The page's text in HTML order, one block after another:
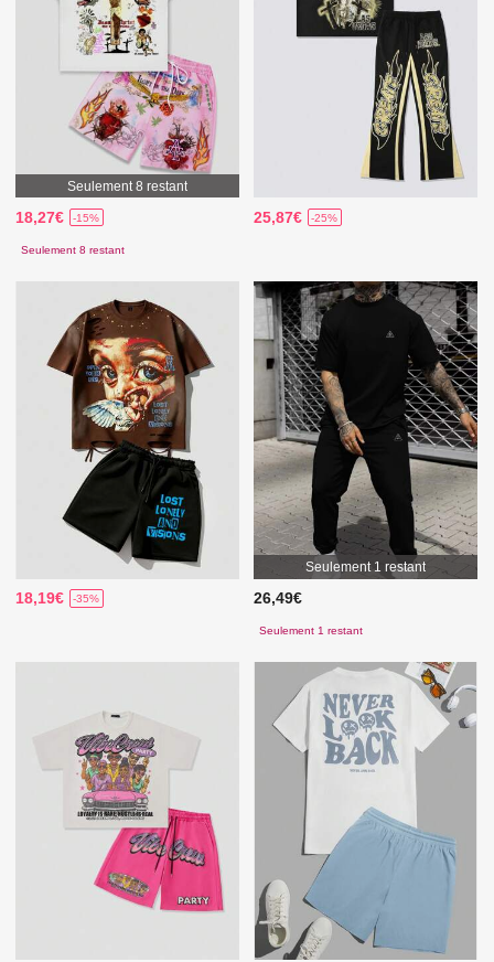
Seulement 8 restant
18,27€ -15%
Seulement 8 restant
25,87€ -25%
18,19€ -35%
Seulement 1 restant
26,49€
Seulement 1 restant